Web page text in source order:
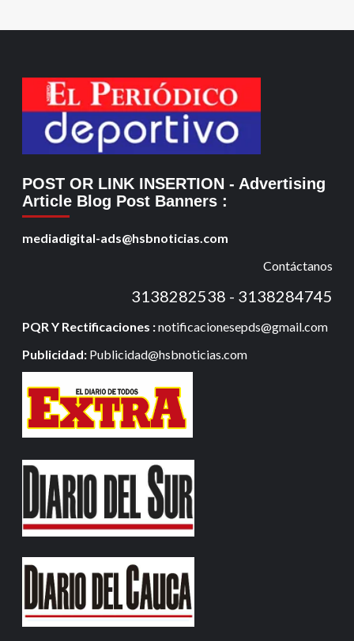
POST OR LINK INSERTION - Advertising
Article Blog Post Banners :
mediadigital-ads@hsbnoticias.com
Contáctanos
3138282538 - 3138284745
PQR Y Rectificaciones :notificacionesepds@gmail.com
Publicidad: Publicidad@hsbnoticias.com